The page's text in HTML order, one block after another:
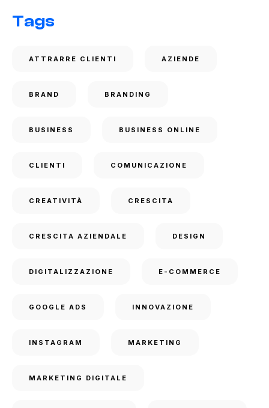
Tags
ATTRARRE CLIENTI AZIENDE
BRAND BRANDING
BUSINESS BUSINESS ONLINE
CLIENTI COMUNICAZIONE
CREATIVITÀ CRESCITA
CRESCITA AZIENDALE DESIGN
DIGITALIZZAZIONE E-COMMERCE
GOOGLE ADS INNOVAZIONE
INSTAGRAM MARKETING
MARKETING DIGITALE